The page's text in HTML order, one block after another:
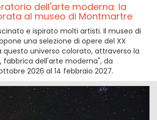
dell'arte moderna: la
al museo di Montmartre
e ispirato molti artisti. Il museo di
una selezione di opere del XX
questo universo colorato, attraverso la
fabbrica dell'arte moderna", da
2026 al 14 febbraio 2027.